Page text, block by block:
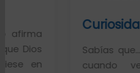
Curiosidades
Sabías que…
cuando ve un